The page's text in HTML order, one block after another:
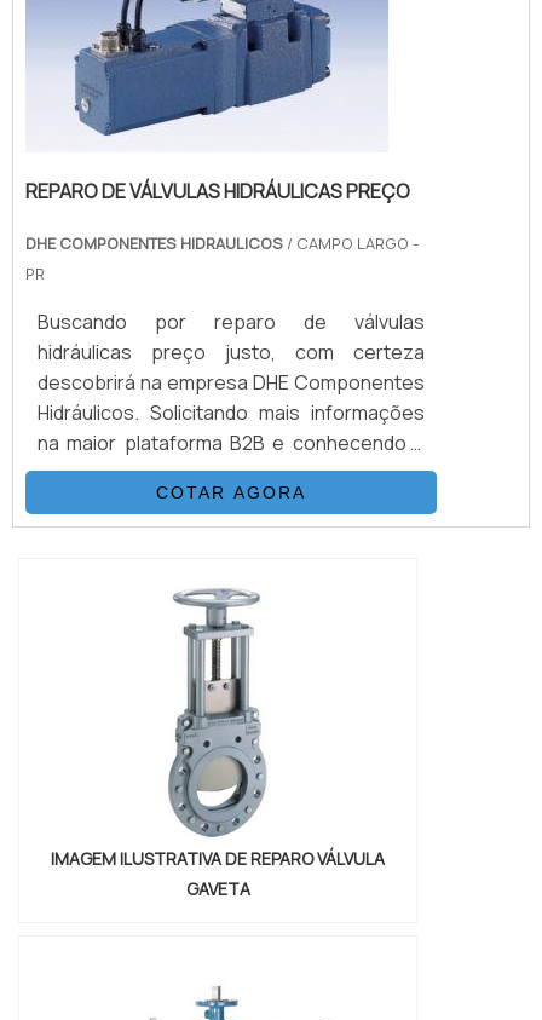
REPARO DE VÁLVULAS HIDRÁULICAS PREÇO
DHE COMPONENTES HIDRAULICOS / CAMPO LARGO -
PR
Buscando por reparo de válvulas
hidráulicas preço justo, com certeza
descobrirá na empresa DHE Componentes
Hidráulicos. Solicitando mais informações
na maior plataforma B2B e conhecendo a
sofisticação, qualidade e preço justo em
um só lugar.sOBRE REPARO DE VÁLVULAS
HIDRÁULICAS PREÇOQuem pesquisa na
preço acessível e em uma empresa
segura, descobre a DHE Componentes
Hidráulicos. Uma empresa com...
COTAR AGORA
IMAGEM ILUSTRATIVA DE REPARO VÁLVULA
GAVETA